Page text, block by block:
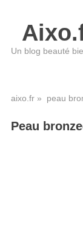
Un blog beauté
aixo.fr» peau
Peau